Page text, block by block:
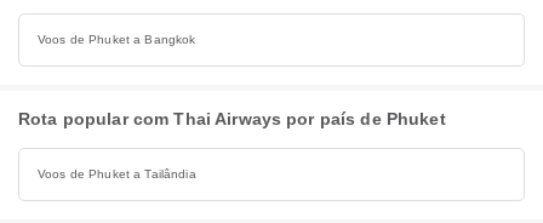
Voos de Phuket a Bangkok
Rota popular com Thai Airways por país de Phuket
Voos de Phuket a Tailândia